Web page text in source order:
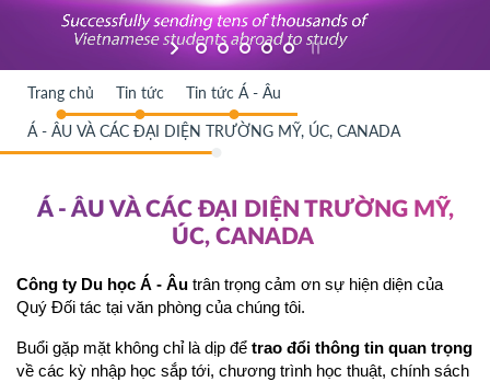
Trang chủ Tin tức Tin tức Á - Âu
Á - ÂU VÀ CÁC ĐẠI DIỆN TRƯỜNG MỸ, ÚC, CANADA
Á - ÂU VÀ CÁC ĐẠI DIỆN TRƯỜNG MỸ,
ÚC, CANADA
Công ty Du học Á - Âu trân trọng cảm ơn sự hiện diện của
Quý Đối tác tại văn phòng của chúng tôi.
Buổi gặp mặt không chỉ là dịp để trao đổi thông tin quan trọng
về các kỳ nhập học sắp tới, chương trình học thuật, chính sách